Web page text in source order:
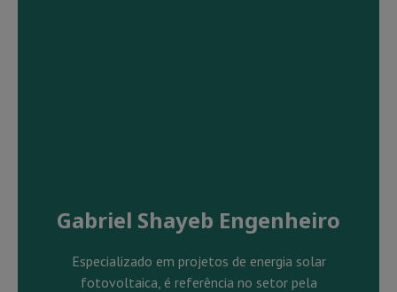
Gabriel Shayeb Engenheiro
Especializado em projetos de energia solar
fotovoltaica, é referência no setor pela